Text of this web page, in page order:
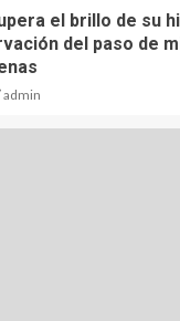
el brillo de su
del paso de
admin